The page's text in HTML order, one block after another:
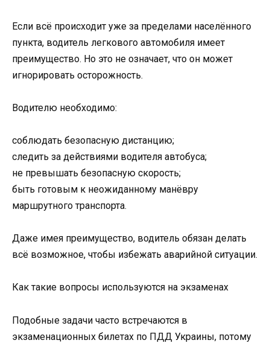
Если всё происходит уже за пределами населённого
пункта, водитель легкового автомобиля имеет
преимущество. Но это не означает, что он может
игнорировать осторожность.
Водителю необходимо:
соблюдать безопасную дистанцию;
следить за действиями водителя автобуса;
не превышать безопасную скорость;
быть готовым к неожиданному манёвру
маршрутного транспорта.
Даже имея преимущество, водитель обязан делать
всё возможное, чтобы избежать аварийной ситуации.
Как такие вопросы используются на экзаменах
Подобные задачи часто встречаются в
экзаменационных билетах по ПДД Украины, потому